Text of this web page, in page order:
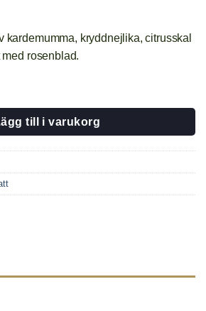
kardemumma, kryddnejlika, citrusskal
rosenblad.
till i varukorg